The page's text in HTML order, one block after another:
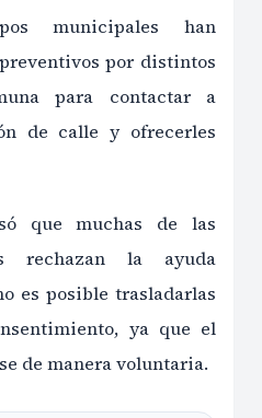
municipales han
por distintos
para contactar a
de calle y ofrecerles
que muchas de las
rechazan la ayuda
es posible trasladarlas
ya que el
de manera voluntaria.